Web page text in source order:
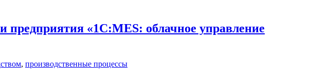
предприятия «1С:MES: облачное управление
, производственные процессы